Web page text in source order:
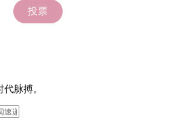
脉搏。